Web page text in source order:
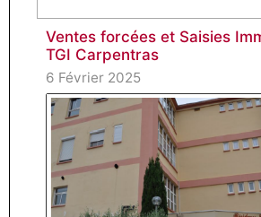
Ventes forcées et Saisies
TGI Carpentras
6 Février 2025